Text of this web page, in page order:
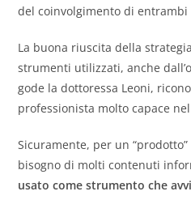
del coinvolgimento di
La buona riuscita della
strumenti utilizzati, anche
gode la dottoressa Leoni,
professionista molto capace
Sicuramente, per un
bisogno di molti contenuti
usato come strumento che